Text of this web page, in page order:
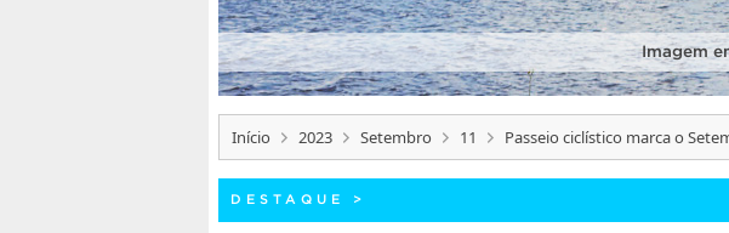
Imagem
Início 2023 Setembro 11 Passeio ciclístico marca o
DESTAQUE >